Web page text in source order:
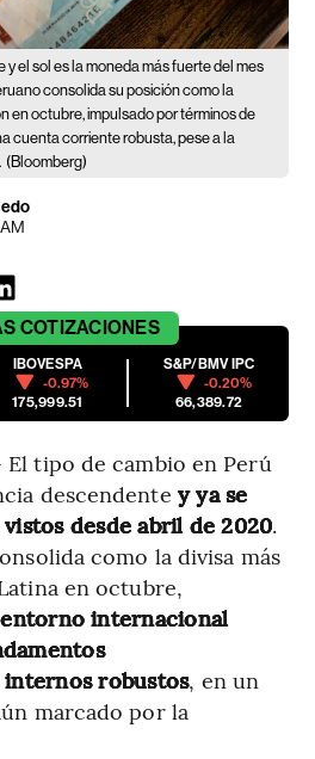
y el sol es la moneda más fuerte del mes
consolida su posición como la
en octubre, impulsado por términos de
cuenta corriente robusta, pese a la
(Bloomberg)
COTIZACIONES
IBOVESPA
-0.97%
175,999.51
S&P/BMV IPC
-0.20%
66,389.72
tipo de cambio en Perú
descendente y ya se
desde abril de 2020.
como la divisa más
en octubre,
entorno internacional
robustos, en un
marcado por la